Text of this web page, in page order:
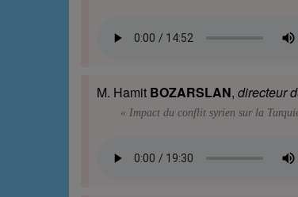
M. Hamit BOZARSLAN, directeur
« Impact du conflit syrien sur la